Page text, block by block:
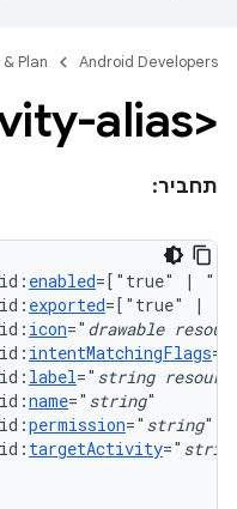
Android Developers
Plan
<activity-alias>
תחביר:
enabled=["true"
|
exported=["true"
|
icon=" drawable
intentMatchingFlags
label=" string
name=" string
permission=" string
targetActivity="